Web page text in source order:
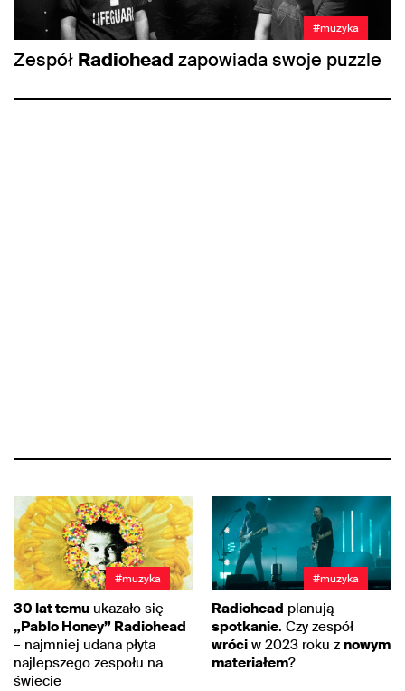
#muzyka
Zespół Radiohead zapowiada swoje puzzle
#muzyka
30 lat temu ukazało się
„Pablo Honey” Radiohead
– najmniej udana płyta
najlepszego zespołu na
świecie
#muzyka
Radiohead planują
spotkanie. Czy zespół
wróci w 2023 roku z nowym
materiałem?